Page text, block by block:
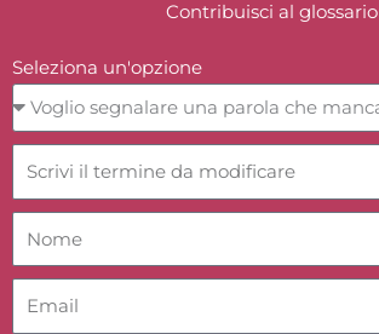
Contribuisci al glossario
Seleziona un'opzione